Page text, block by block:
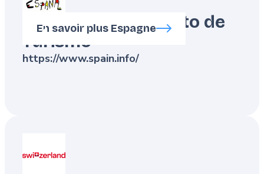
Turespaña - Instituto de
Turismo
https://www.spain.info/
En savoir plus Espagne